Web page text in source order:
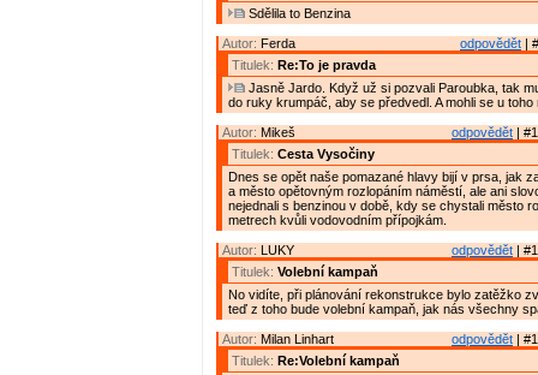
Sdělila to Benzina
odpovědět |
Autor: Ferda
Titulek: Re:To je pravda
Jasně Jardo. Když už si pozvali Paroubka, tak
do ruky krumpáč, aby se předvedl. A mohli se u toho
odpovědět |
Autor: Mikeš
Titulek: Cesta Vysočiny
Dnes se opět naše pomazané hlavy bijí v prsa, jak
a město opětovným rozlopáním náměstí, ale ani
nejednali s benzinou v době, kdy se chystali město
metrech kvůli vodovodním přípojkám.
odpovědět |
Autor: LUKY
Titulek: Volební kampaň
No vidíte, při plánování rekonstrukce bylo zatěžko
teď z toho bude volební kampaň, jak nás všechny
odpovědět |
Autor: Milan Linhart
Titulek: Re:Volební kampaň